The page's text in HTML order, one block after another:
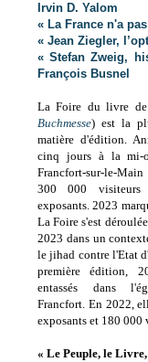
Irvin D. Yalom
« La France n'a
« Jean Ziegler,
« Stefan Zweig,
François Busnel
La Foire du livre
Buchmesse) est la
matière d'édition.
cinq jours à la mi-
Francfort-sur-le-
300 000
exposants. 2023
La Foire s'est
2023 dans un
le jihad contre l'Etat
première édition,
entassés dans
Francfort. En 2022,
exposants et 180 000
« Le Peuple, le